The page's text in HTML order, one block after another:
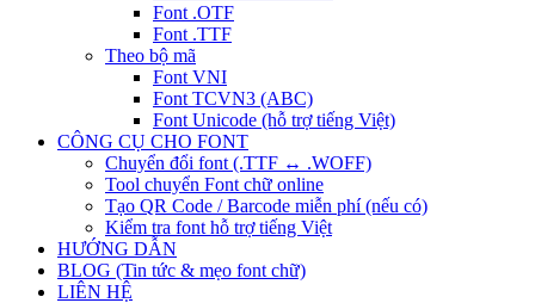
Font .OTF
Font .TTF
Theo bộ mã
Font VNI
Font TCVN3 (ABC)
Font Unicode (hỗ trợ tiếng Việt)
CÔNG CỤ CHO FONT
Chuyển đổi font (.TTF ↔ .WOFF)
Tool chuyển Font chữ online
Tạo QR Code / Barcode miễn phí (nếu có)
Kiểm tra font hỗ trợ tiếng Việt
HƯỚNG DẪN
BLOG (Tin tức & mẹo font chữ)
LIÊN HỆ